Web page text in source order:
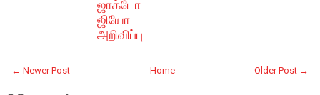
ஜாக்டோ
ஜியோ
அறிவிப்பு
← Newer Post Older Post →
Home